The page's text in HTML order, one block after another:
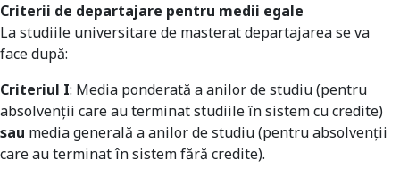
Criterii de departajare pentru medii egale
La studiile universitare de masterat departajarea se va
face după:
Criteriul I: Media ponderată a anilor de studiu (pentru
absolvenţii care au terminat studiile în sistem cu credite)
sau media generală a anilor de studiu (pentru absolvenţii
care au terminat în sistem fără credite).